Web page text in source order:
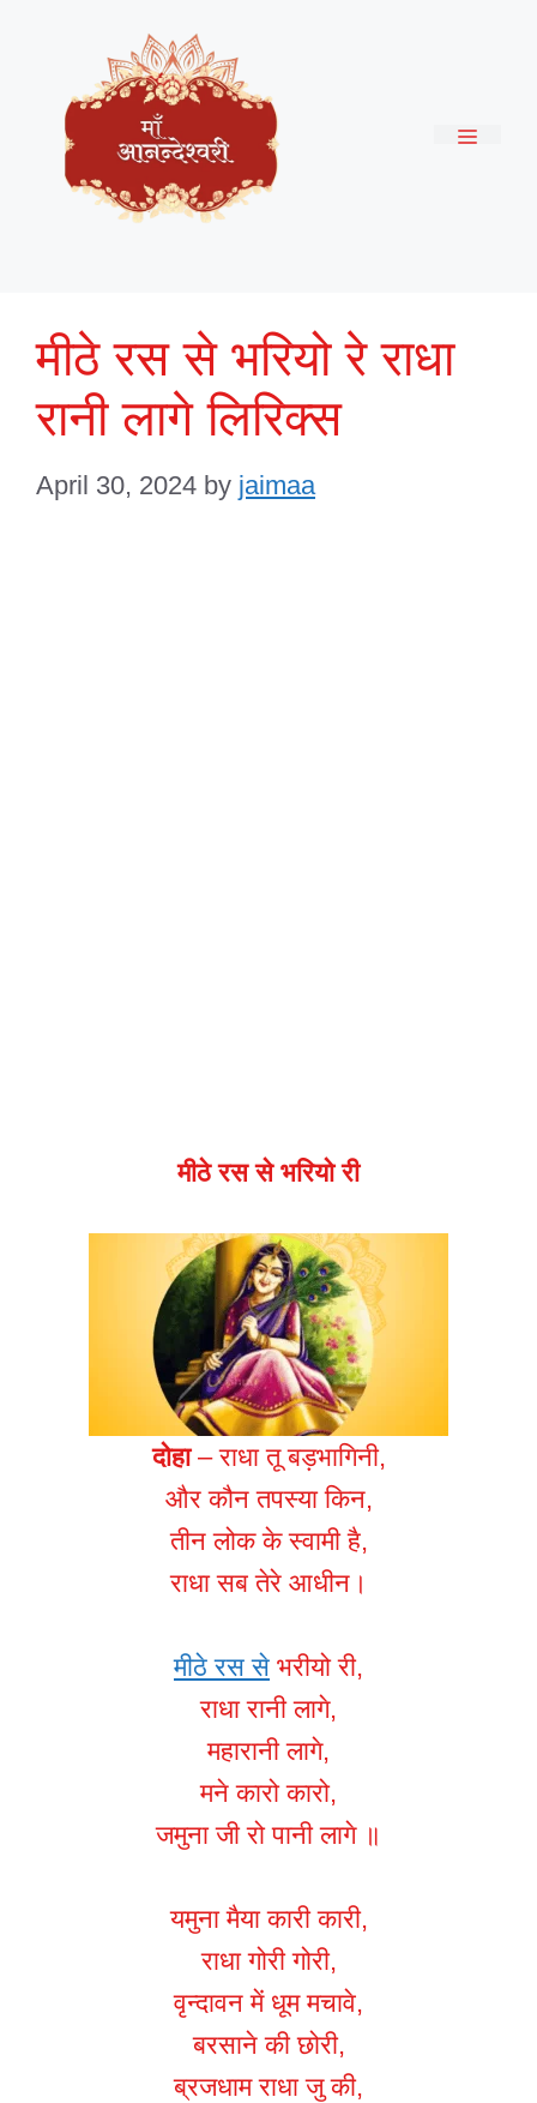
content
मीठे रस से भरियो रे राधा
रानी लागे लिरिक्स
April 30, 2024 by jaimaa
मीठे रस से भरियो री
दोहा– राधा तू बड़भागिनी,
और कौन तपस्या किन,
तीन लोक के स्वामी है,
राधा सब तेरे आधीन।
मीठे रस से भरीयो री,
राधा रानी लागे,
महारानी लागे,
मने कारो कारो,
जमुना जी रो पानी लागे ॥
यमुना मैया कारी कारी,
राधा गोरी गोरी,
वृन्दावन में धूम मचावे,
बरसाने की छोरी,
ब्रजधाम राधा जु की,